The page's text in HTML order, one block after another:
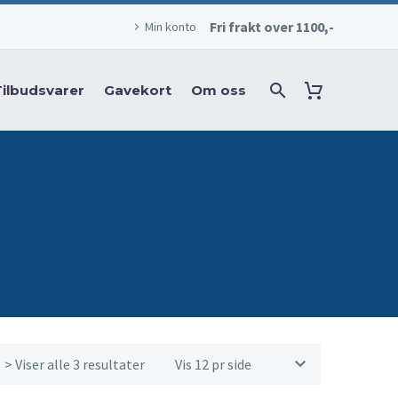
Min konto Fri frakt over 1100,-
Gavekort Om oss
Vis 12 pr side
> Viser alle 3 resultater